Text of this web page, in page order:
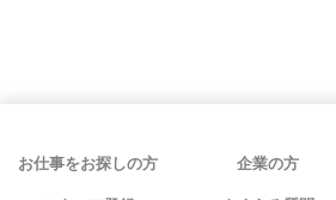
お仕事をお探しの方 企業の方